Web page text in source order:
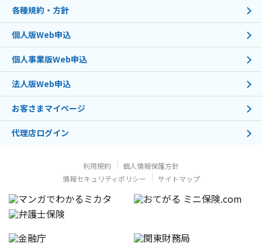
各種規約・方針
個人版Web申込
個人事業版Web申込
法人版Web申込
お客さまマイページ
代理店ログイン
利用規約
個人情報保護方針
情報セキュリティポリシー
サイトマップ